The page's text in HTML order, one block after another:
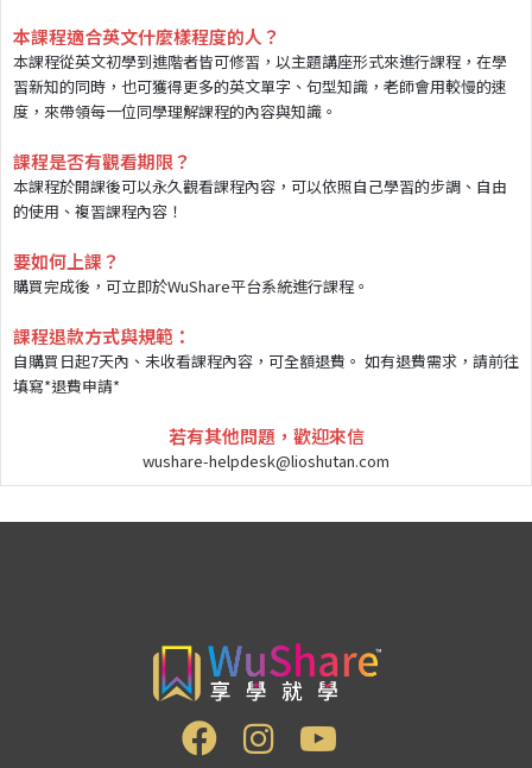
本課程適合英文什麼樣程度的人？
本課程從英文初學到進階者皆可修習，以主題講座形式來進行課程，在學
習新知的同時，也可獲得更多的英文單字、句型知識，老師會用較慢的速
度，來帶領每一位同學理解課程的內容與知識。
課程是否有觀看期限？
本課程於開課後可以永久觀看課程內容，可以依照自己學習的步調、自由
的使用、複習課程內容！
要如何上課？
購買完成後，可立即於WuShare平台系統進行課程。
課程退款方式與規範：
自購買日起7天內、未收看課程內容，可全額退費。 如有退費需求，請前往
填寫*退費申請*
若有其他問題，歡迎來信
wushare-helpdesk@lioshutan.com